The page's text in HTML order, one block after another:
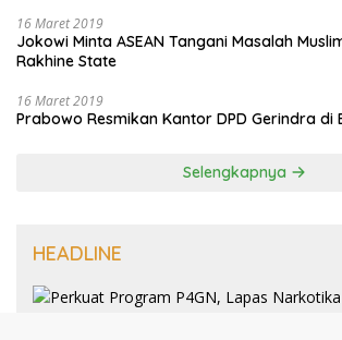
16 Maret 2019
Jokowi Minta ASEAN Tangani Masalah
Rakhine State
16 Maret 2019
Prabowo Resmikan Kantor DPD Gerindra di
Selengkapnya
HEADLINE